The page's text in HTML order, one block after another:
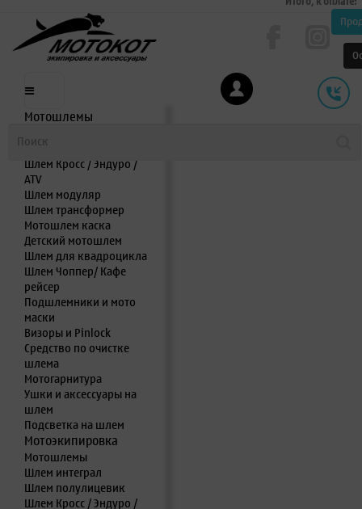
Мотошлемы
Шлем полулицевик
Шлем Кросс / Эндуро /
ATV
Шлем модуляр
Шлем трансформер
Мотошлем каска
Детский мотошлем
Шлем для квадроцикла
Шлем Чоппер/ Кафе
рейсер
Подшлемники и мото
маски
Визоры и Pinlock
Средство по очистке
шлема
Мотогарнитура
Ушки и аксессуары на
шлем
Подсветка на шлем
Мотоэкипировка
Мотошлемы
Шлем интеграл
Шлем полулицевик
Шлем Кросс / Эндуро /